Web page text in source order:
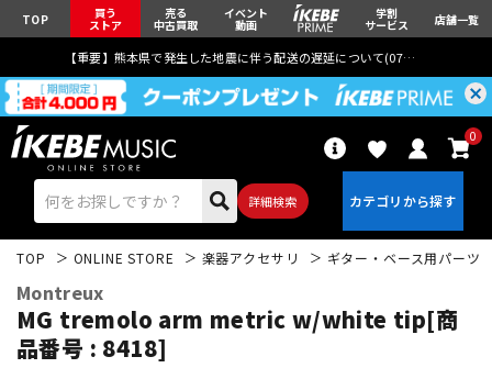
TOP 買う
ストア
売る
中古買取
イベント
動画
学割
サービス 店舗一覧
【重要】熊本県で発生した地震に伴う配送の遅延について(07月29日
詳細検索
0
TOP ONLINE STORE 楽器アクセサリ ギター・ベース用パーツ
Montreux
MG tremolo arm metric w/white tip[商
品番号 : 8418]